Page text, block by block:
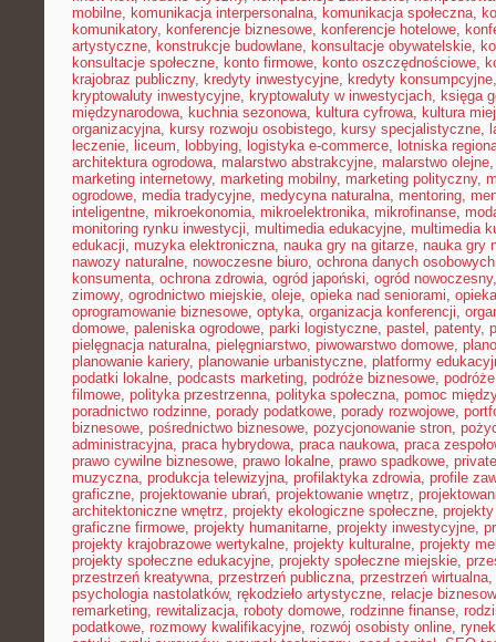
mobilne, komunikacja interpersonalna, komunikacja społeczna,
komunikatory, konferencje biznesowe, konferencje hotelowe,
artystyczne, konstrukcje budowlane, konsultacje obywatelskie,
konsultacje społeczne, konto firmowe, konto oszczędnościowe,
krajobraz publiczny, kredyty inwestycyjne, kredyty konsumpcyjne
kryptowaluty inwestycyjne, kryptowaluty w inwestycjach, księga
międzynarodowa, kuchnia sezonowa, kultura cyfrowa, kultura
organizacyjna, kursy rozwoju osobistego, kursy specjalistyczne,
leczenie, liceum, lobbying, logistyka e-commerce, lotniska
architektura ogrodowa, malarstwo abstrakcyjne, malarstwo olejne
marketing internetowy, marketing mobilny, marketing polityczny,
ogrodowe, media tradycyjne, medycyna naturalna, mentoring,
inteligentne, mikroekonomia, mikroelektronika, mikrofinanse,
monitoring rynku inwestycji, multimedia edukacyjne, multimedia
edukacji, muzyka elektroniczna, nauka gry na gitarze, nauka gry
nawozy naturalne, nowoczesne biuro, ochrona danych osobowych
konsumenta, ochrona zdrowia, ogród japoński, ogród nowoczesny
zimowy, ogrodnictwo miejskie, oleje, opieka nad seniorami,
oprogramowanie biznesowe, optyka, organizacja konferencji,
domowe, paleniska ogrodowe, parki logistyczne, pastel , patenty,
pielęgnacja naturalna, pielęgniarstwo, piwowarstwo domowe,
planowanie kariery, planowanie urbanistyczne, platformy
podatki lokalne, podcasts marketing, podróże biznesowe,
filmowe, polityka przestrzenna, polityka społeczna, pomoc
poradnictwo rodzinne, porady podatkowe, porady rozwojowe,
biznesowe, pośrednictwo biznesowe, pozycjonowanie stron,
administracyjna, praca hybrydowa, praca naukowa, praca
prawo cywilne biznesowe, prawo lokalne, prawo spadkowe,
muzyczna, produkcja telewizyjna, profilaktyka zdrowia, profile
graficzne, projektowanie ubrań, projektowanie wnętrz,
architektoniczne wnętrz, projekty ekologiczne społeczne,
graficzne firmowe, projekty humanitarne, projekty inwestycyjne,
projekty krajobrazowe wertykalne, projekty kulturalne, projekty
projekty społeczne edukacyjne, projekty społeczne miejskie,
przestrzeń kreatywna, przestrzeń publiczna, przestrzeń wirtualna,
psychologia nastolatków, rękodzieło artystyczne, relacje
remarketing, rewitalizacja, roboty domowe, rodzinne finanse,
podatkowe, rozmowy kwalifikacyjne, rozwój osobisty online,